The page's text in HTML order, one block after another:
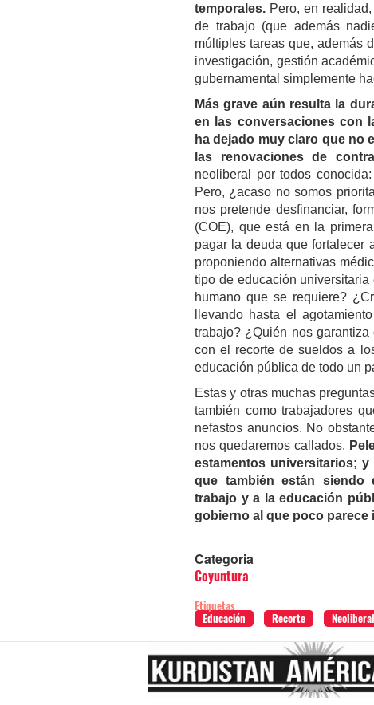
temporales. Pero, en
de trabajo (que además
múltiples tareas que, además
investigación, gestión
gubernamental simplemente
Más grave aún resulta la
en las conversaciones con
ha dejado muy claro que no
las renovaciones de
neoliberal por todos
Pero, ¿acaso no somos
nos pretende desfinanciar,
(COE), que está en la
pagar la deuda que fortalecer
proponiendo alternativas
tipo de educación
humano que se requiere?
llevando hasta el
trabajo? ¿Quién nos
con el recorte de sueldos a
educación pública de todo un
Estas y otras muchas
también como trabajadores
nefastos anuncios. No
nos quedaremos callados.
estamentos universitarios;
que también están siendo
trabajo y a la educación
gobierno al que poco
Categoria
Coyuntura
Etiquetas
Educación
Recorte